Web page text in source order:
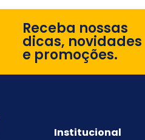
Receba nossas
dicas, novidades
e promoções.
Institucional